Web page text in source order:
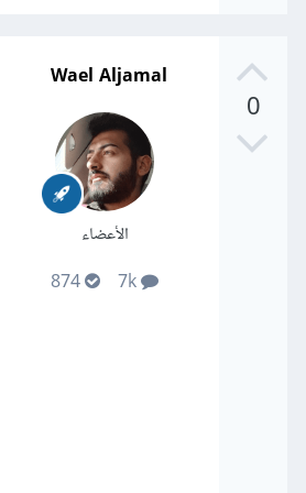
0
Wael Aljamal
الأعضاء